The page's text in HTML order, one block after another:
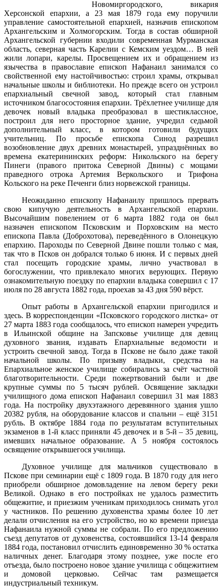
Новомиргородского, викария
Херсонской епархии, а 23 мая 1879 года ему поручили
управление самостоятельной епархией, назначив епископом
Архангельским и Холмогорским. Тогда в состав обширной
Архангельской губернии входили современная Мурманская
область, северная часть Карелии с Кемским уездом… В ней
жили лопари, карелы. Просвещением их и обращением из
язычества в православие епископ Нафанаил занимался со
свойственной ему настойчивостью: строил храмы, открывал
начальные школы и библиотеки. Но прежде всего он устроил
епархиальный свечной завод, который стал главным
источником благосостояния епархии. Трёхлетнее училище для
девочек новый владыка преобразовал в шестиклассное,
построил для него просторное здание, учредил седьмой
дополнительный класс, в котором готовили будущих
учительниц. По просьбе епископа Синод разрешил
возобновление двух древних монастырей, упразднённых во
времена екатерининских реформ: Никольского на берегу
Пинеги (правого притока Северной Двины) с мощами
праведного отрока Артемия Веркольского и Трифона
Кольского на реке Печенги близ норвежской границы.
Неожиданно епископу Нафанаилу пришлось прервать
свою кипучую деятельность в Архангельской епархии.
Высочайшим повелением от 6 марта 1882 года он был
назначен епископом Псковским и Порховским на место
епископа Павла (Доброхотова), переведённого в Олонецкую
епархию. Пароходы по Северной Двине пошли только с мая,
так что в Псков он добрался только 6 июня. И с первых дней
стал посещать городские храмы, лично участвовал в
богослужении, что привлекало многих верующих. Первую
ознакомительную поездку по епархии владыка совершил с 17
июля по 28 августа 1882 года, проехав за 43 дня 590 вёрст.
Опыт работы в Архангельской епархии пригодился и
здесь. В корреспонденции «Псковского городского листка» от
27 марта 1883 года сообщалось, что епископ намерен учредить
в Ильинской общине на Запсковье училище для девиц
духовного звания, издавать Епархиальные ведомости и
устроить свечной завод. Тогда в Пскове не было даже такой
начальной школы. По призыву владыки, средства на
Епархиальное женское училище собирались за счёт частной
благотворительности. Среди пожертвований были и две
крупные суммы по 5 тысяч рублей. Освящение закладки
училищного дома епископ Нафанаил совершил 31 мая 1883
года. На постройку двухэтажного деревянного здания ушло
20382 рубля, на оборудование классов и спальни – ещё 3151
рубль. В октябре 1884 года по результатам вступительных
экзаменов в 1-й класс приняли 45 девочек и в 5-й – 35 девиц,
имевших начальное образование. А 5 ноября состоялось
освящение открывшегося училища.
Духовное училище для мальчиков существовало в
Пскове при семинарии ещё с 1809 года. В 1870 году для него
приобрели обширное домовладение на левом берегу реки
Великой. Однако в его постройках не удалось разместить
общежитие, и приезжим ученикам приходилось снимать угол
у частников. По решению духовенства храмы более 10 лет
делали отчисления на его устройство, но ко времени приезда
Нафанаила нужной суммы не собрали. По его предложению
съезд депутатов от духовенства, состоявшийся 13-14 февраля
1884 года, постановил отчислить единовременно 30 % остатка
наличных денег. Благодаря этому позднее, уже после его
отъезда, было построено новое здание училища с общежитием
и домовой церковью. Сейчас там размещается
индустриальный техникум.